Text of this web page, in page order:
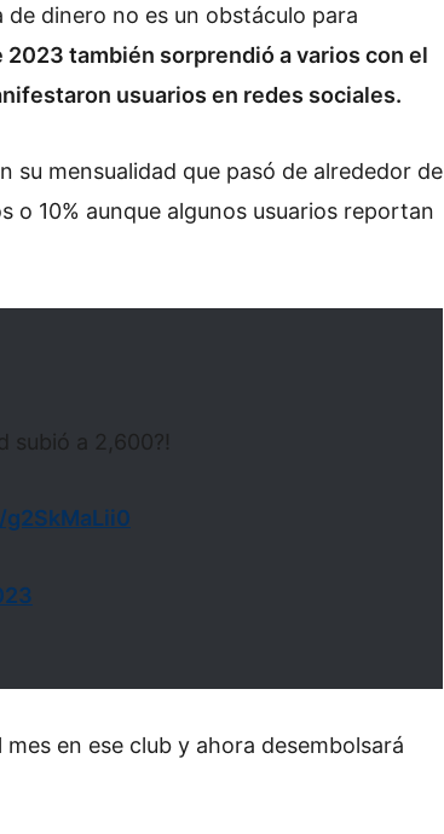
dinero no es un obstáculo para
2023 también sorprendió a varios con el
usuarios en redes sociales.
su mensualidad que pasó de alrededor de
o 10% aunque algunos usuarios reportan
subió a 2,600?!
en ese club y ahora desembolsará